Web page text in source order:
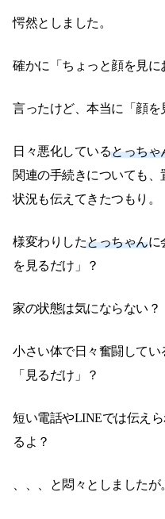
愕然としました。
確かに「ちょっと顔を見に
言ったけど、本当に「顔を
日々悪化しているとっちゃ
関連の手続きについても、
状況も伝えてきたつもり。
様変わりしたとっちゃんに
を見るだけ」？
家の状態は気にならない？
小さい体で日々奮闘してい
「見るだけ」？
短い電話やLINEでは伝え
るよ？
、、、と悶々としましたが。